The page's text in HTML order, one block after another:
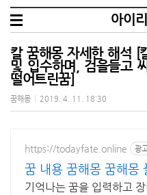
아이
칼 꿈해몽 자세한 해석 [
및 입수하며, 검을들고
떨어트린꿈]
꿈해몽 2019. 4. 11. 18:30
https://todayfate.online 광고
꿈 내용 꿈해몽 꿈해몽
기억나는 꿈을 입력하고 장